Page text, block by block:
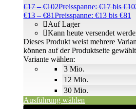
€17 –€102Preisspanne: €17 bis
€13 – €81Preisspanne: €13 bis €81
3 Mio.
12 Mio.
30 Mio.
Auf Lager
Kann heute versendet
Variante wählen:
Ausführung wählen
Dieses Produkt weist mehrere
können auf der Produktseite